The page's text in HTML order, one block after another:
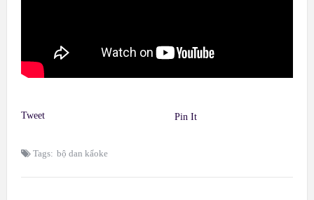
Tweet Pin It
Tags: bộ dan kẩoke